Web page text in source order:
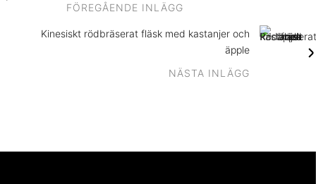
FÖREGÅENDE INLÄGG
Kinesiskt rödbräserat fläsk med kastanjer och
äpple
NÄSTA INLÄGG